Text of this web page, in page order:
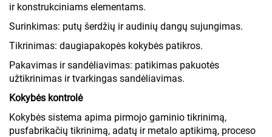
ir konstrukciniams elementams.
Surinkimas: putų šerdžių ir audinių dangų sujungimas.
Tikrinimas: daugiapakopės kokybės patikros.
Pakavimas ir sandėliavimas: patikimas pakuotės
užtikrinimas ir tvarkingas sandėliavimas.
Kokybės kontrolė
Kokybės sistema apima pirmojo gaminio tikrinimą,
pusfabrikačių tikrinimą, adatų ir metalo aptikimą, proceso